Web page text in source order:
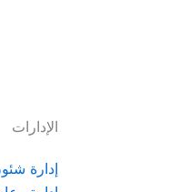
الإدارات
إدارة